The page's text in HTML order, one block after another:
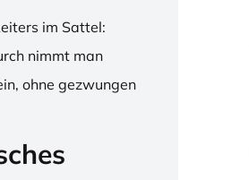
im Sattel:
nimmt man
ohne gezwungen